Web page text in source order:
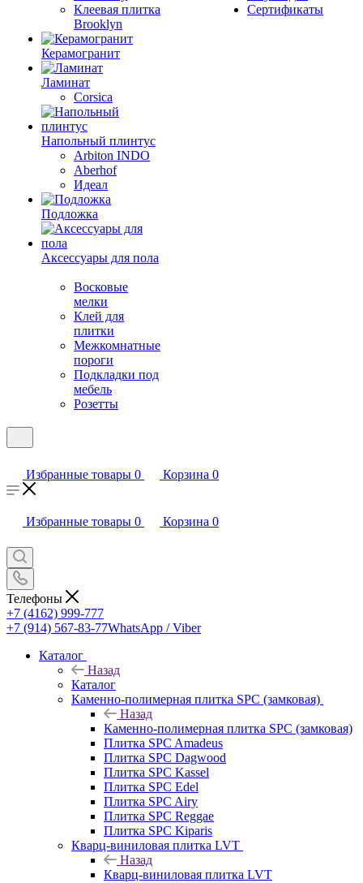
Клеевая плитка
Brooklyn
Керамогранит
Ламинат
Corsica
Напольный плинтус
Arbiton INDO
Aberhof
Идеал
Подложка
Аксессуары для пола
Восковые
мелки
Клей для
плитки
Межкомнатные
пороги
Подкладки под
мебель
Розетты
Сертификаты
Избранные товары 0 Корзина 0
Избранные товары 0 Корзина 0
Телефоны
+7 (4162) 999-777
+7 (914) 567-83-77WhatsApp / Viber
Каталог
Назад
Каталог
Каменно-полимерная плитка SPC (замковая)
Назад
Каменно-полимерная плитка SPC (замковая)
Плитка SPC Amadeus
Плитка SPC Dagwood
Плитка SPC Kassel
Плитка SPC Edel
Плитка SPC Airy
Плитка SPC Reggae
Плитка SPC Kiparis
Кварц-виниловая плитка LVT
Назад
Кварц-виниловая плитка LVT